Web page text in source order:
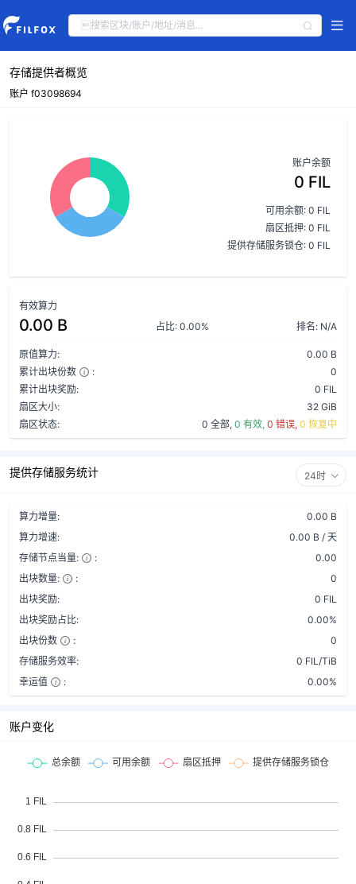
存储提供者概览
账户 f03098694
账户余额
0 FIL
可用余额: 0 FIL
扇区抵押: 0 FIL
提供存储服务锁仓: 0 FIL
有效算力
0.00 B 占比: 0.00% 排名: N/A
原值算力:
0.00 B
累计出块份数
:
0
累计出块奖励:
0 FIL
扇区大小:
32 GiB
扇区状态:
0 全部, 0 有效, 0 错误, 0 恢复中
提供存储服务统计 24时
算力增量:
0.00 B
算力增速:
0.00 B / 天
存储节点当量:
:
0.00
出块数量:
:
0
出块奖励:
0 FIL
出块奖励占比:
0.00%
出块份数
:
0
存储服务效率:
0 FIL/TiB
幸运值
: 0.00%
账户变化